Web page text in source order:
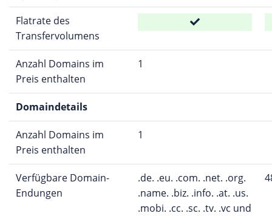
Flatrate des
Transfervolumens
Anzahl Domains im
Preis enthalten
1
Domaindetails
Anzahl Domains im
Preis enthalten
1
Verfügbare Domain-
Endungen
.de. .eu. .com. .net. .org.
.name. .biz. .info. .at. .us.
.mobi. .cc. .sc. .tv. .vc und